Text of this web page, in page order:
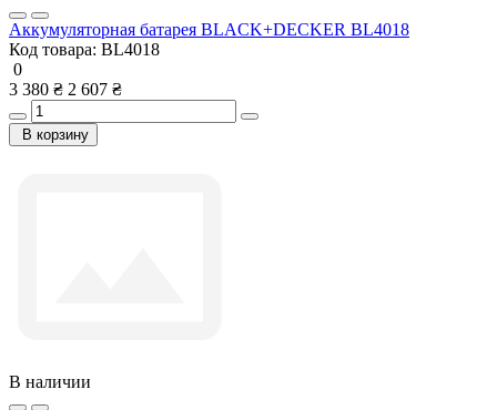
Аккумуляторная батарея BLACK+DECKER BL4018
Код товара: BL4018
0
3 380 ₴ 2 607 ₴
В корзину
В наличии